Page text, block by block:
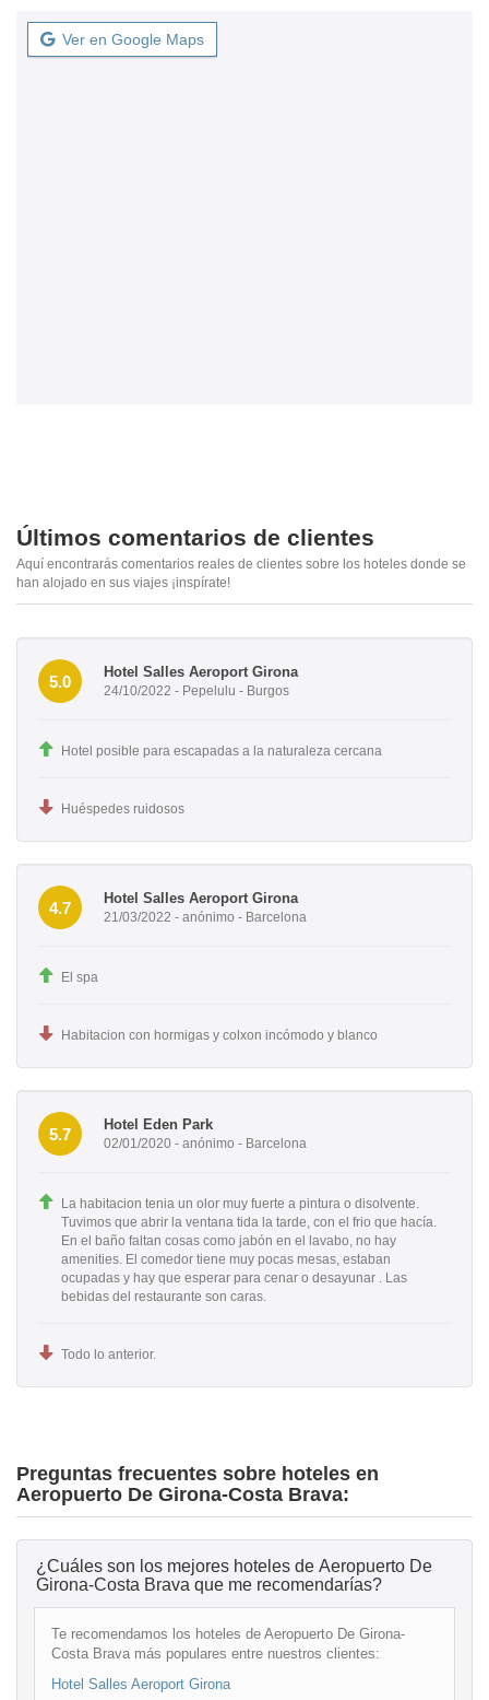
Ver en Google Maps
Últimos comentarios de clientes
Aquí encontrarás comentarios reales de clientes sobre los hoteles donde se
han alojado en sus viajes ¡inspírate!
5.0
Hotel Salles Aeroport Girona
24/10/2022 - Pepelulu - Burgos
Hotel posible para escapadas a la naturaleza cercana
Huéspedes ruidosos
4.7
Hotel Salles Aeroport Girona
21/03/2022 - anónimo - Barcelona
El spa
Habitacion con hormigas y colxon incómodo y blanco
5.7
Hotel Eden Park
02/01/2020 - anónimo - Barcelona
La habitacion tenia un olor muy fuerte a pintura o disolvente.
Tuvimos que abrir la ventana tida la tarde, con el frio que hacía.
En el baño faltan cosas como jabón en el lavabo, no hay
amenities. El comedor tiene muy pocas mesas, estaban
ocupadas y hay que esperar para cenar o desayunar . Las
bebidas del restaurante son caras.
Todo lo anterior.
Preguntas frecuentes sobre hoteles en
Aeropuerto De Girona-Costa Brava:
¿Cuáles son los mejores hoteles de Aeropuerto De
Girona-Costa Brava que me recomendarías?
Te recomendamos los hoteles de Aeropuerto De Girona-
Costa Brava más populares entre nuestros clientes:
Hotel Salles Aeroport Girona